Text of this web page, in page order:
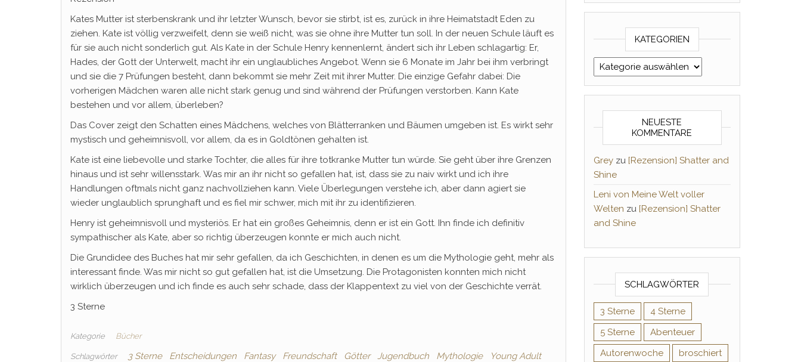
Kates Mutter ist sterbenskrank und ihr letzter Wunsch, bevor sie stirbt, ist es, zurück in ihre Heimatstadt Eden zu
ziehen. Kate ist völlig verzweifelt, denn sie weiß nicht, was sie ohne ihre Mutter tun soll. In der neuen Schule läuft es
für sie auch nicht sonderlich gut. Als Kate in der Schule Henry kennenlernt, ändert sich ihr Leben schlagartig: Er,
Hades, der Gott der Unterwelt, macht ihr ein unglaubliches Angebot. Wenn sie 6 Monate im Jahr bei ihm verbringt
und sie die 7 Prüfungen besteht, dann bekommt sie mehr Zeit mit ihrer Mutter. Die einzige Gefahr dabei: Die
vorherigen Mädchen waren alle nicht stark genug und sind während der Prüfungen verstorben. Kann Kate
bestehen und vor allem, überleben?
Das Cover zeigt den Schatten eines Mädchens, welches von Blätterranken und Bäumen umgeben ist. Es wirkt sehr
mystisch und geheimnisvoll, vor allem, da es in Goldtönen gehalten ist.
Kate ist eine liebevolle und starke Tochter, die alles für ihre totkranke Mutter tun würde. Sie geht über ihre Grenzen
hinaus und ist sehr willensstark. Was mir an ihr nicht so gefallen hat, ist, dass sie zu naiv wirkt und ich ihre
Handlungen oftmals nicht ganz nachvollziehen kann. Viele Überlegungen verstehe ich, aber dann agiert sie
wieder unglaublich sprunghaft und es fiel mir schwer, mich mit ihr zu identifizieren.
Henry ist geheimnisvoll und mysteriös. Er hat ein großes Geheimnis, denn er ist ein Gott. Ihn finde ich definitiv
sympathischer als Kate, aber so richtig überzeugen konnte er mich auch nicht.
Die Grundidee des Buches hat mir sehr gefallen, da ich Geschichten, in denen es um die Mythologie geht, mehr als
interessant finde. Was mir nicht so gut gefallen hat, ist die Umsetzung. Die Protagonisten konnten mich nicht
wirklich überzeugen und ich finde es auch sehr schade, dass der Klappentext zu viel von der Geschichte verrät.
3 Sterne
Kategorie Bücher
Schlagwörter 3 Sterne Entscheidungen Fantasy Freundschaft Götter Jugendbuch Mythologie Young Adult
KATEGORIEN
Kategorien
NEUESTE
KOMMENTARE
Greyzu [Rezension] Shatter and
Shine
Leni von Meine Welt voller
Welten zu [Rezension] Shatter
and Shine
SCHLAGWÖRTER
3 Sterne
4 Sterne
5 Sterne
Abenteuer
Autorenwoche
broschiert